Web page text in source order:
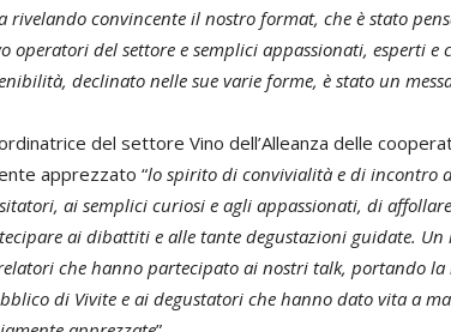
rivelando convincente il nostro format, che è stato
operatori del settore e semplici appassionati, esperti e
declinato nelle sue varie forme, è stato un
del settore Vino dell’Alleanza delle
apprezzato “lo spirito di convivialità e di incontro
ai semplici curiosi e agli appassionati, di
ai dibattiti e alle tante degustazioni guidate.
che hanno partecipato ai nostri talk, portando
di Vivite e ai degustatori che hanno dato vita a